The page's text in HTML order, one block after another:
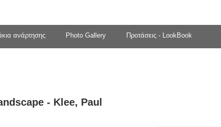
ανάρτησης Photo Gallery Προτάσεις - LookBook
- Klee, Paul